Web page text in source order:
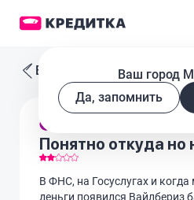
Ваш город
Да, запомнить
Все отзывы
Понятно откуда но
В ФНС, на Госуслугах и когда
деньги появился Вайлбериз